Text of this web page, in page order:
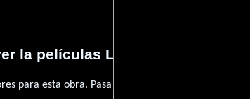
la películas Les baisers?
para esta obra. Pasa por nuestro catálogo de